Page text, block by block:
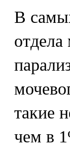
В
такие
чем в